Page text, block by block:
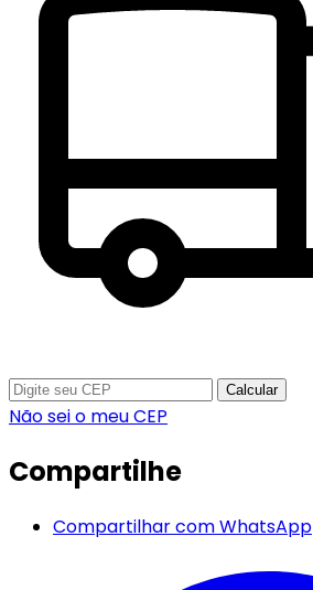
Calcular
Não sei o meu CEP
Compartilhe
Compartilhar com WhatsApp